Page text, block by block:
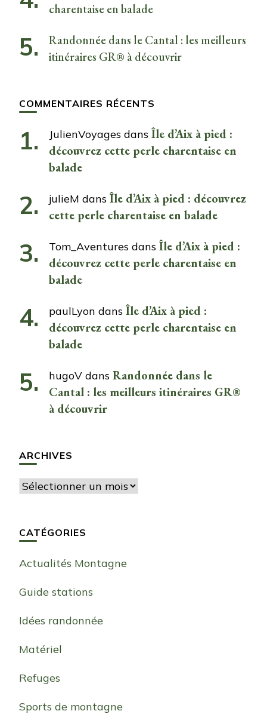
charentaise en balade
Randonnée dans le Cantal : les meilleurs
itinéraires GR® à découvrir
COMMENTAIRES RÉCENTS
JulienVoyages dans Île d’Aix à pied :
découvrez cette perle charentaise en
balade
julieM dans Île d’Aix à pied : découvrez
cette perle charentaise en balade
Tom_Aventures dans Île d’Aix à pied :
découvrez cette perle charentaise en
balade
paulLyon dans Île d’Aix à pied :
découvrez cette perle charentaise en
balade
hugoV dans Randonnée dans le
Cantal : les meilleurs itinéraires GR®
à découvrir
ARCHIVES
Archives
CATÉGORIES
Actualités Montagne
Guide stations
Idées randonnée
Matériel
Refuges
Sports de montagne